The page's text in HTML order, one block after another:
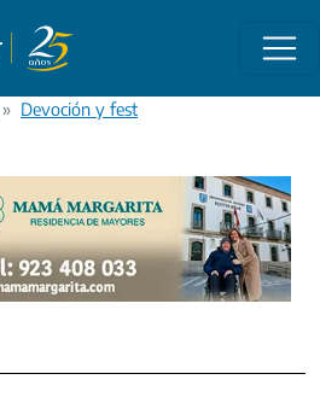
Devoción y festejos taurinos, unidos en